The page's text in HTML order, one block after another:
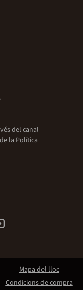
del canal
la Política
Mapa del lloc
Condicions de compra